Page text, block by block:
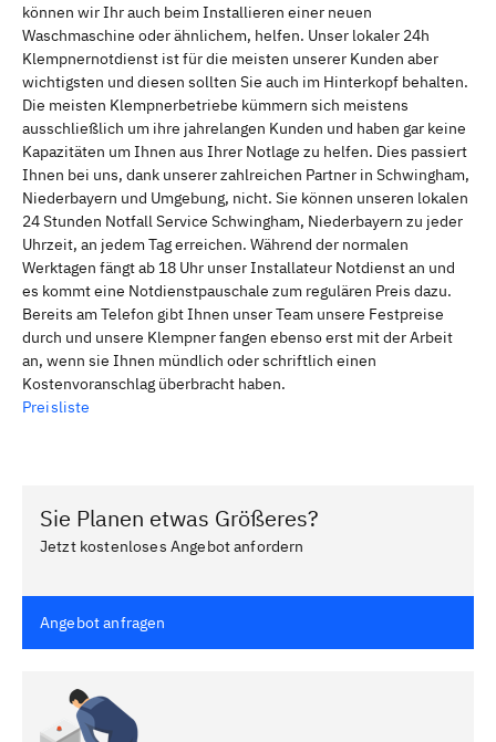
können wir Ihr auch beim Installieren einer neuen
Waschmaschine oder ähnlichem, helfen. Unser lokaler 24h
Klempnernotdienst ist für die meisten unserer Kunden aber
wichtigsten und diesen sollten Sie auch im Hinterkopf behalten.
Die meisten Klempnerbetriebe kümmern sich meistens
ausschließlich um ihre jahrelangen Kunden und haben gar keine
Kapazitäten um Ihnen aus Ihrer Notlage zu helfen. Dies passiert
Ihnen bei uns, dank unserer zahlreichen Partner in Schwingham,
Niederbayern und Umgebung, nicht. Sie können unseren lokalen
24 Stunden Notfall Service Schwingham, Niederbayern zu jeder
Uhrzeit, an jedem Tag erreichen. Während der normalen
Werktagen fängt ab 18 Uhr unser Installateur Notdienst an und
es kommt eine Notdienstpauschale zum regulären Preis dazu.
Bereits am Telefon gibt Ihnen unser Team unsere Festpreise
durch und unsere Klempner fangen ebenso erst mit der Arbeit
an, wenn sie Ihnen mündlich oder schriftlich einen
Kostenvoranschlag überbracht haben.
Preisliste
Sie Planen etwas Größeres?
Jetzt kostenloses Angebot anfordern
Angebot anfragen